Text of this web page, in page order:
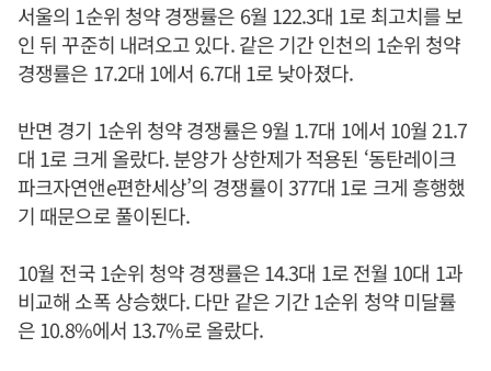
서울의 1순위 청약 경쟁률은 6월 122.3대 1로 최고치를 보
인 뒤 꾸준히 내려오고 있다. 같은 기간 인천의 1순위 청약
경쟁률은 17.2대 1에서 6.7대 1로 낮아졌다.
반면 경기 1순위 청약 경쟁률은 9월 1.7대 1에서 10월 21.7
대 1로 크게 올랐다. 분양가 상한제가 적용된 ‘동탄레이크
파크자연앤e편한세상’의 경쟁률이 377대 1로 크게 흥행했
기 때문으로 풀이된다.
10월 전국 1순위 청약 경쟁률은 14.3대 1로 전월 10대 1과
비교해 소폭 상승했다. 다만 같은 기간 1순위 청약 미달률
은 10.8%에서 13.7%로 올랐다.